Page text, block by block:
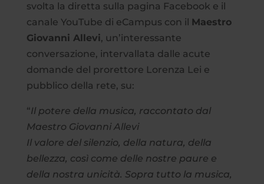
svolta la diretta sulla pagina Facebook e il
canale YouTube di eCampus con il Maestro
Giovanni Allevi, un’interessante
conversazione, intervallata dalle acute
domande del prorettore Lorenza Lei e
pubblico della rete, su:
“Il potere della musica, raccontato dal
Maestro Giovanni Allevi
Il valore del silenzio, della natura, della
bellezza, così come delle nostre paure e
della nostra unicità. Sopra tutto la musica,